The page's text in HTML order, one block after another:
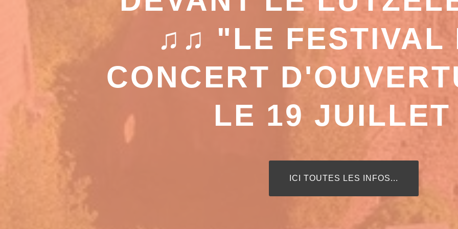
♫♫ "LE FESTIVAL
CONCERT
LE 19 JUILLET
LIBELLÉ DU BOUTON DE RUBAN :ICI
ICI TOUTES LES INFOS...